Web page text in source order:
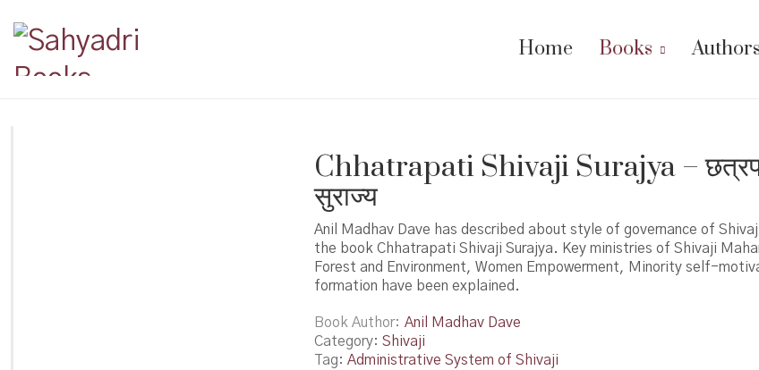
Home Books Authors
Chhatrapati Shivaji Surajya –
सुराज्य
Anil Madhav Dave has described about style of governance of
the book Chhatrapati Shivaji Surajya. Key ministries of Shivaji
Forest and Environment, Women Empowerment, Minority self-
formation have been explained.
Book Author
Anil Madhav Dave
Category: Shivaji
Tag: Administrative System of Shivaji